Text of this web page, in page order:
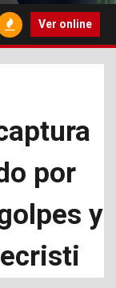
Ver online
por
y